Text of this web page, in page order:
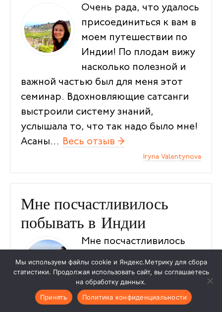
Очень рада, что удалось
присоединиться к вам в
моем путешествии по
Индии! По плодам вижу
насколько полезной и
важной частью был для меня этот
семинар. Вдохновляющие сатсанги
выстроили систему знаний,
услышала то, что так надо было мне!
Асаны… Весь отзыв →
Iry­na Valentynova
Мне посчастливилось
побывать в Индии
Мне посчастливилось
Сурьей в апреле 2017
года, накануне своего
Дня рождения и как это
Мы используем файлы cookie и Яндекс.Метрику для сбора
статистики. Продолжая использовать сайт, вы соглашаетесь
на обработку данных.
Принять
Политика конфиденциальности